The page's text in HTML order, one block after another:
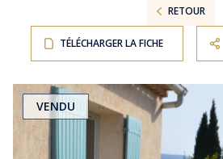
RETOUR
TÉLÉCHARGER LA FICHE
VENDU